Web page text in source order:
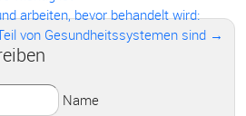
arbeiten, bevor behandelt wird:
von Gesundheitssystemen sind →
Name